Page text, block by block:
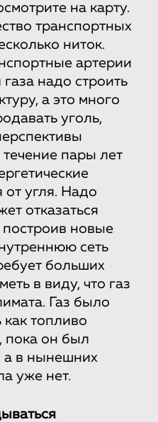
на карту.
транспортных
ниток.
артерии
надо строить
а это много
уголь,
пары лет
угля. Надо
отказаться
построив новые
сеть
больших
в виду, что газ
Газ было
как топливо
пока он был
а в нынешних
уже нет.